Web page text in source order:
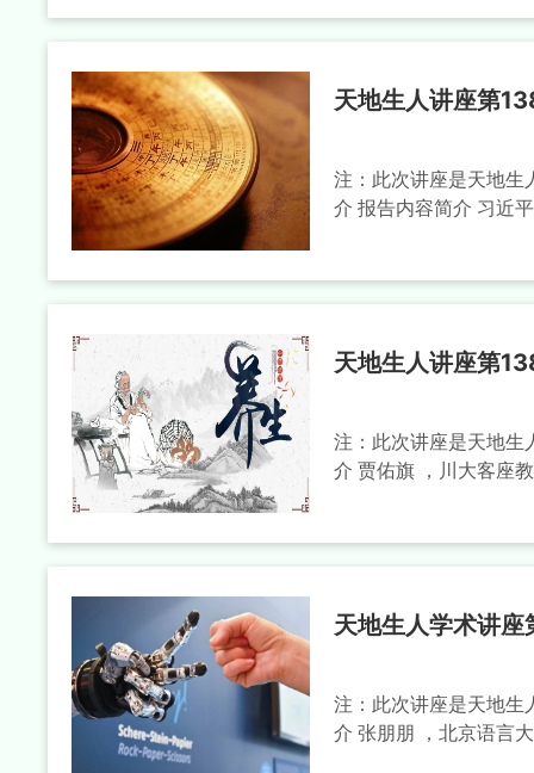
天地生人讲座第
注：此次讲座是天地生
介 报告内容简介 习近
天地生人讲座第
注：此次讲座是天地生
介 贾佑旗 ，川大客座
天地生人学术讲
注：此次讲座是天地生
介 张朋朋 ，北京语言